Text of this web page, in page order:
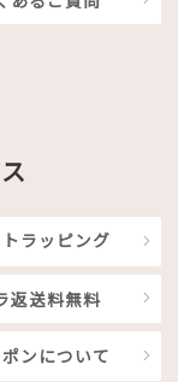
ラッピング
返送料無料
ンについて